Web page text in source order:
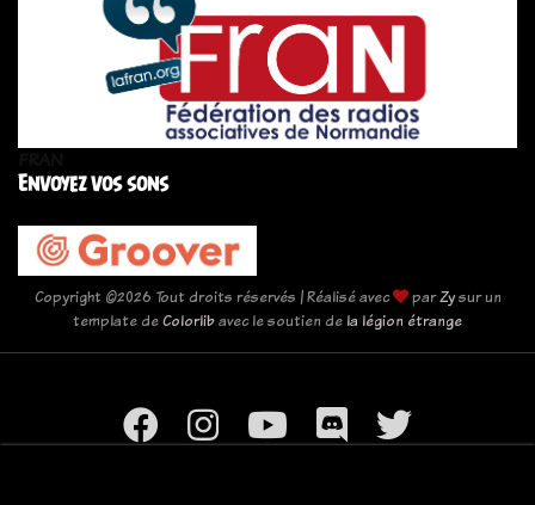
Envoyez vos sons
Copyright ©2026 Tout droits réservés | Réalisé avec parZysur un
template deColorlibavec le soutien de la légion étrange